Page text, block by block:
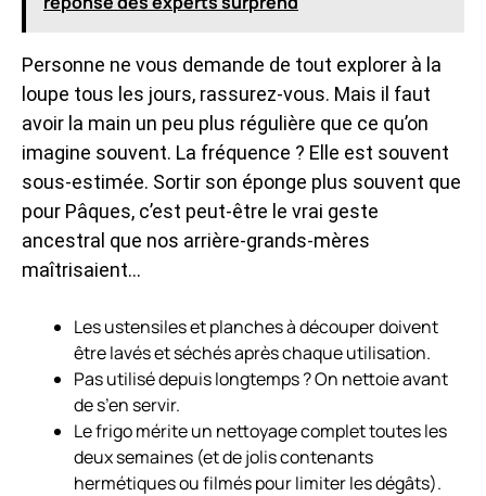
Personne ne vous demande de tout explorer à la
loupe tous les jours, rassurez-vous. Mais il faut
avoir la main un peu plus régulière que ce qu’on
imagine souvent. La fréquence ? Elle est souvent
sous-estimée. Sortir son éponge plus souvent que
pour Pâques, c’est peut-être le vrai geste
ancestral que nos arrière-grands-mères
maîtrisaient…
Les ustensiles et planches à découper doivent
être lavés et séchésaprès chaque utilisation.
Pas utilisé depuis longtemps ? On nettoie avant
de s’en servir.
Le frigo mérite un nettoyage complet toutes les
deux semaines (et de jolis contenants
hermétiques ou filmés pour limiter les dégâts).